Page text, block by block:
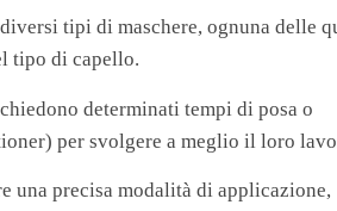
tipi di maschere, ognuna delle
tipo di capello.
determinati tempi di posa o
per svolgere a meglio il loro
una precisa modalità di applicazione,